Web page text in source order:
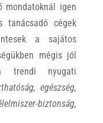
mondatoknál igen
tanácsadó cégek
a sajátos
mégis jól
trendi nyugati
egészség,
biztonság,